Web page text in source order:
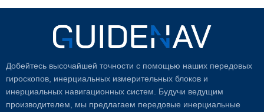
Добейтесь высочайшей точности с помощью наших передовых
гироскопов, инерциальных измерительных блоков и
инерциальных навигационных систем. Будучи ведущим
производителем, мы предлагаем передовые инерциальные